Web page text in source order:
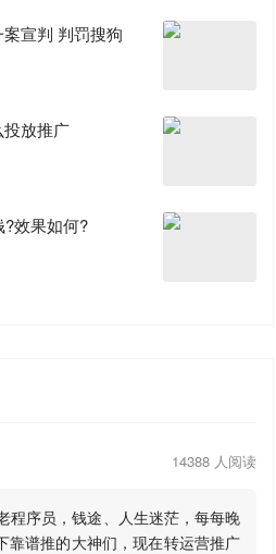
宣判 判罚搜狗
放推广
效果如何?
14388 人阅读
程序员，钱途、人生迷茫，每每晚
靠谱推的大神们，现在转运营推广